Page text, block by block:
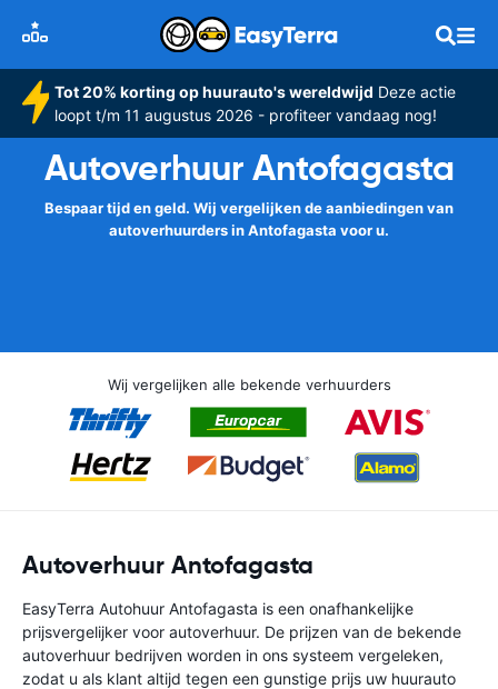
Tot 20% korting op huurauto's wereldwijd Deze actie
loopt t/m 11 augustus 2026 - profiteer vandaag nog!
Autoverhuur Antofagasta
Bespaar tijd en geld. Wij vergelijken de aanbiedingen van
autoverhuurders in Antofagasta voor u.
Wij vergelijken alle bekende verhuurders
Autoverhuur Antofagasta
EasyTerra Autohuur Antofagasta is een onafhankelijke
prijsvergelijker voor autoverhuur. De prijzen van de bekende
autoverhuur bedrijven worden in ons systeem vergeleken,
zodat u als klant altijd tegen een gunstige prijs uw huurauto